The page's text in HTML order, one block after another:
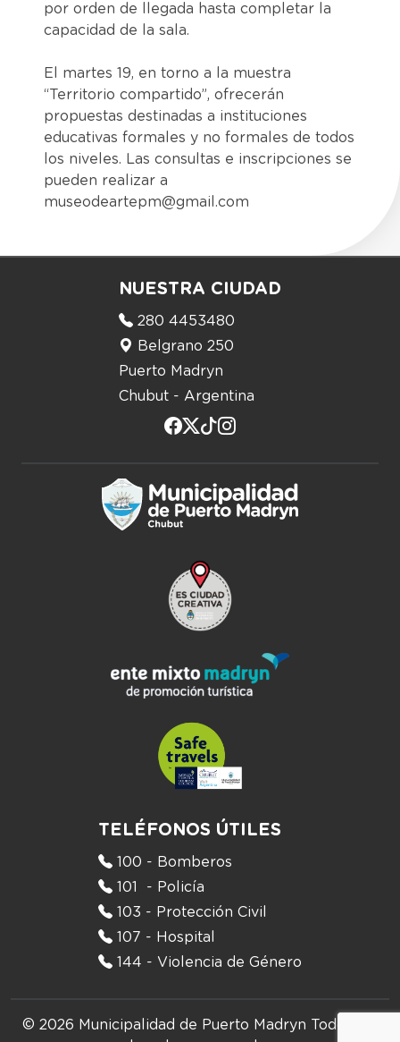
por orden de llegada hasta completar la
capacidad de la sala.
El martes 19, en torno a la muestra
“Territorio compartido”, ofrecerán
propuestas destinadas a instituciones
educativas formales y no formales de todos
los niveles. Las consultas e inscripciones se
pueden realizar a
museodeartepm@gmail.com
NUESTRA CIUDAD
280 4453480
Belgrano 250
Puerto Madryn
Chubut - Argentina
TELÉFONOS ÚTILES
100 - Bomberos
101 - Policía
103 - Protección Civil
107 - Hospital
144 - Violencia de Género
© 2026 Municipalidad de Puerto Madryn Todos los